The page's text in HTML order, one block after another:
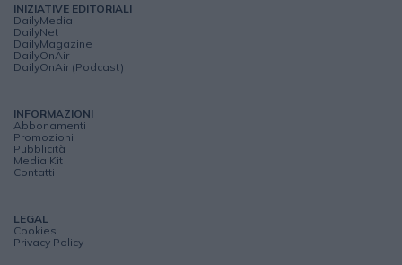
INIZIATIVE EDITORIALI
DailyMedia
DailyNet
DailyMagazine
DailyOnAir
DailyOnAir (Podcast)
INFORMAZIONI
Abbonamenti
Promozioni
Pubblicità
Media Kit
Contatti
LEGAL
Cookies
Privacy Policy